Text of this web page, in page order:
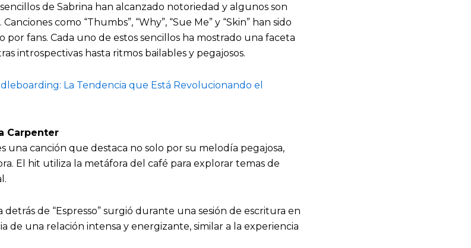
de Sabrina han alcanzado notoriedad y algunos son
como “Thumbs”, “Why”, “Sue Me” y “Skin” han sido
fans. Cada uno de estos sencillos ha mostrado una faceta
introspectivas hasta ritmos bailables y pegajosos.
La Tendencia que Está Revolucionando el
Carpenter
una canción que destaca no solo por su melodía pegajosa,
El hit utiliza la metáfora del café para explorar temas de
de “Espresso” surgió durante una sesión de escritura en
de una relación intensa y energizante, similar a la experiencia